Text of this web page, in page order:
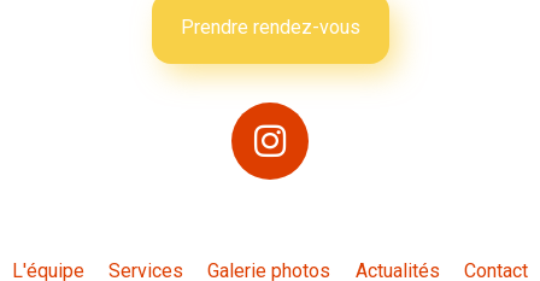
Prendre rendez-vous
L'équipe Services Galerie photos Actualités Contact